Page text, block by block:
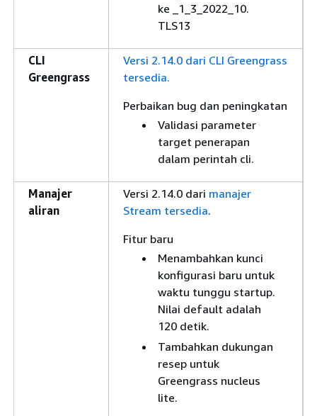
ke _1_3_2022_10.
TLS13
CLI
Greengrass
Versi 2.14.0 dari CLI Greengrass
tersedia.
Perbaikan bug dan peningkatan
Validasi parameter
target penerapan
dalam perintah cli.
Manajer
aliran
Versi 2.14.0 dari manajer
Stream tersedia.
Fitur baru
Menambahkan kunci
konfigurasi baru untuk
waktu tunggu startup.
Nilai default adalah
120 detik.
Tambahkan dukungan
resep untuk
Greengrass nucleus
lite.